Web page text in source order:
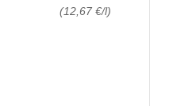
(12,67 €/l)